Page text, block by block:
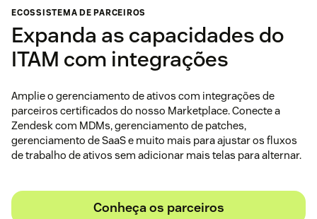
ECOSSISTEMA DE PARCEIROS
Expanda as capacidades do
ITAM com integrações
Amplie o gerenciamento de ativos com integrações de
parceiros certificados do nosso Marketplace. Conecte a
Zendesk com MDMs, gerenciamento de patches,
gerenciamento de SaaS e muito mais para ajustar os fluxos
de trabalho de ativos sem adicionar mais telas para alternar.
Conheça os parceiros